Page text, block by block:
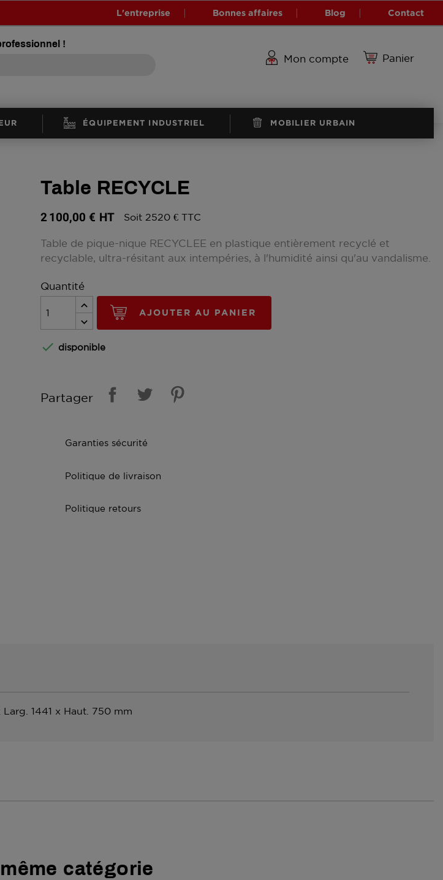
L'entreprise Bonnes affaires Blog Contact
!
Panier
Mon compte
ÉQUIPEMENT INDUSTRIEL MOBILIER URBAIN
Table RECYCLE
2 100,00 € HT Soit 2520 € TTC
Table de pique-nique RECYCLEE en plastique entièrement recyclé et
recyclable, ultra-résitant aux intempéries, à l'humidité ainsi qu'au vandalisme.
Quantité
AJOUTER AU PANIER
 disponible
Partager
Garanties sécurité
Politique de livraison
Politique retours
1441 x Haut. 750 mm
catégorie